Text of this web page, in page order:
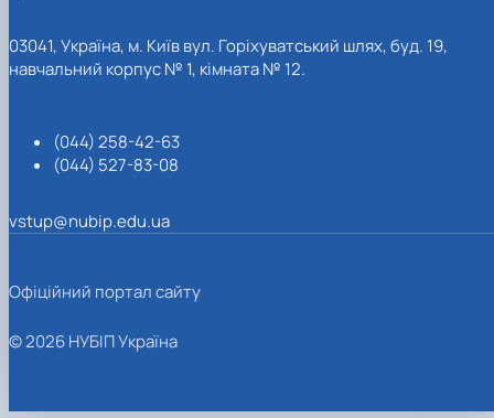
03041, Україна, м. Київ вул. Горіхуватський шлях, буд. 19,
навчальний корпус № 1, кімната № 12.
(044) 258-42-63
(044) 527-83-08
vstup@nubip.edu.ua
Офіційний портал сайту
© 2026 НУБІП Україна